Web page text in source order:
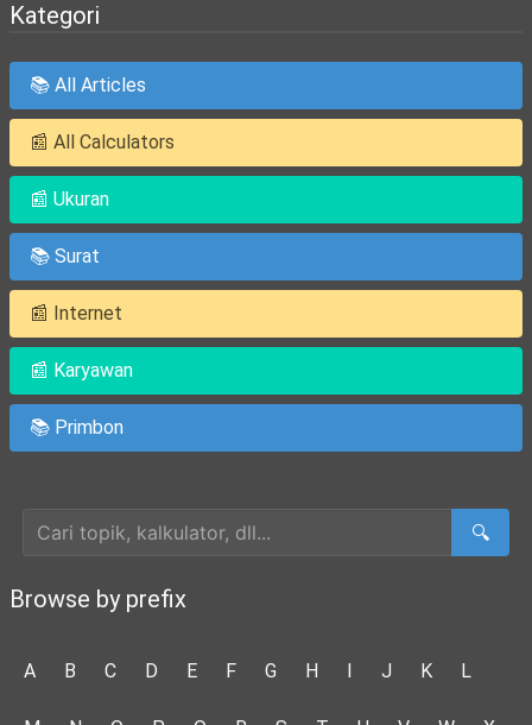
Kategori
📚 All Articles
📰 All Calculators
📰 Ukuran
📚 Surat
📰 Internet
📰 Karyawan
📚 Primbon
🔍
Browse by prefix
A B C D E F G H I J K L